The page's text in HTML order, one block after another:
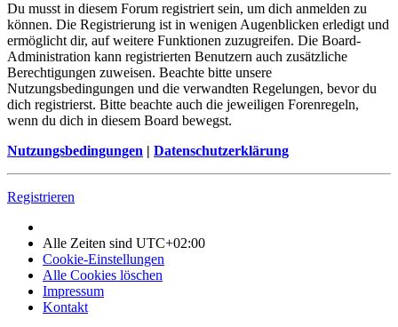
Du musst in diesem Forum registriert sein, um dich anmelden zu
können. Die Registrierung ist in wenigen Augenblicken erledigt und
ermöglicht dir, auf weitere Funktionen zuzugreifen. Die Board-
Administration kann registrierten Benutzern auch zusätzliche
Berechtigungen zuweisen. Beachte bitte unsere
Nutzungsbedingungen und die verwandten Regelungen, bevor du
dich registrierst. Bitte beachte auch die jeweiligen Forenregeln,
wenn du dich in diesem Board bewegst.
Nutzungsbedingungen | Datenschutzerklärung
Registrieren
Alle Zeiten sind UTC+02:00
Cookie-Einstellungen
Alle Cookies löschen
Impressum
Kontakt